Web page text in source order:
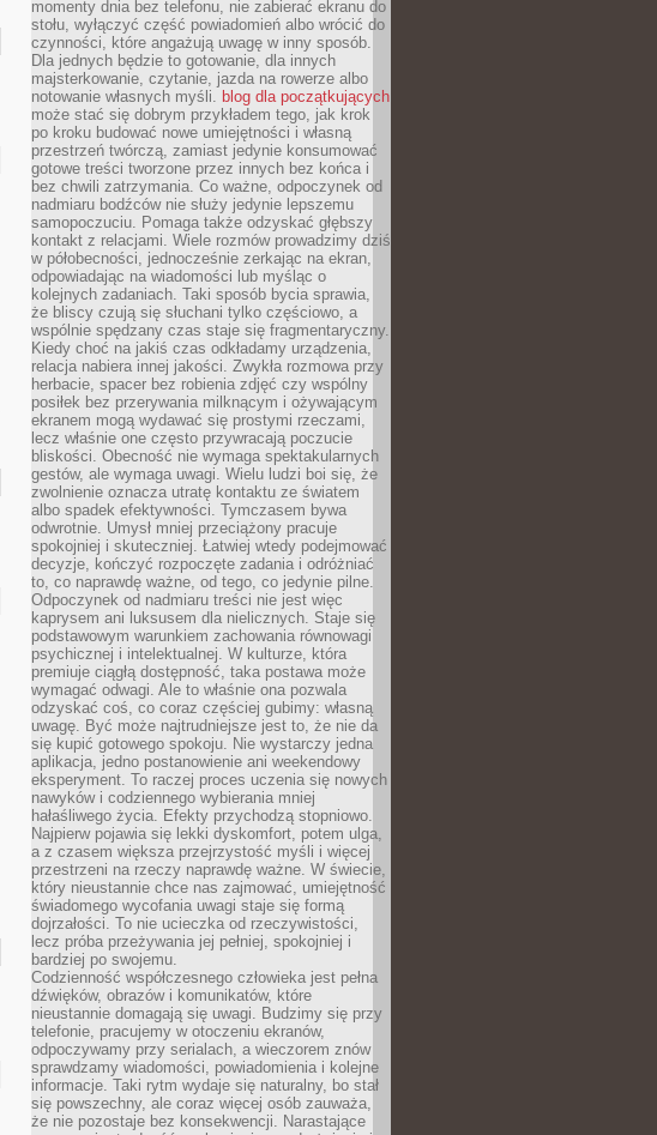
momenty dnia bez telefonu, nie zabierać ekranu do
stołu, wyłączyć część powiadomień albo wrócić do
czynności, które angażują uwagę w inny sposób.
Dla jednych będzie to gotowanie, dla innych
majsterkowanie, czytanie, jazda na rowerze albo
notowanie własnych myśli. blog dla początkujących
może stać się dobrym przykładem tego, jak krok
po kroku budować nowe umiejętności i własną
przestrzeń twórczą, zamiast jedynie konsumować
gotowe treści tworzone przez innych bez końca i
bez chwili zatrzymania. Co ważne, odpoczynek od
nadmiaru bodźców nie służy jedynie lepszemu
samopoczuciu. Pomaga także odzyskać głębszy
kontakt z relacjami. Wiele rozmów prowadzimy dziś
w półobecności, jednocześnie zerkając na ekran,
odpowiadając na wiadomości lub myśląc o
kolejnych zadaniach. Taki sposób bycia sprawia,
że bliscy czują się słuchani tylko częściowo, a
wspólnie spędzany czas staje się fragmentaryczny.
Kiedy choć na jakiś czas odkładamy urządzenia,
relacja nabiera innej jakości. Zwykła rozmowa przy
herbacie, spacer bez robienia zdjęć czy wspólny
posiłek bez przerywania milknącym i ożywającym
ekranem mogą wydawać się prostymi rzeczami,
lecz właśnie one często przywracają poczucie
bliskości. Obecność nie wymaga spektakularnych
gestów, ale wymaga uwagi. Wielu ludzi boi się, że
zwolnienie oznacza utratę kontaktu ze światem
albo spadek efektywności. Tymczasem bywa
odwrotnie. Umysł mniej przeciążony pracuje
spokojniej i skuteczniej. Łatwiej wtedy podejmować
decyzje, kończyć rozpoczęte zadania i odróżniać
to, co naprawdę ważne, od tego, co jedynie pilne.
Odpoczynek od nadmiaru treści nie jest więc
kaprysem ani luksusem dla nielicznych. Staje się
podstawowym warunkiem zachowania równowagi
psychicznej i intelektualnej. W kulturze, która
premiuje ciągłą dostępność, taka postawa może
wymagać odwagi. Ale to właśnie ona pozwala
odzyskać coś, co coraz częściej gubimy: własną
uwagę. Być może najtrudniejsze jest to, że nie da
się kupić gotowego spokoju. Nie wystarczy jedna
aplikacja, jedno postanowienie ani weekendowy
eksperyment. To raczej proces uczenia się nowych
nawyków i codziennego wybierania mniej
hałaśliwego życia. Efekty przychodzą stopniowo.
Najpierw pojawia się lekki dyskomfort, potem ulga,
a z czasem większa przejrzystość myśli i więcej
przestrzeni na rzeczy naprawdę ważne. W świecie,
który nieustannie chce nas zajmować, umiejętność
świadomego wycofania uwagi staje się formą
dojrzałości. To nie ucieczka od rzeczywistości,
lecz próba przeżywania jej pełniej, spokojniej i
bardziej po swojemu.
Codzienność współczesnego człowieka jest pełna
dźwięków, obrazów i komunikatów, które
nieustannie domagają się uwagi. Budzimy się przy
telefonie, pracujemy w otoczeniu ekranów,
odpoczywamy przy serialach, a wieczorem znów
sprawdzamy wiadomości, powiadomienia i kolejne
informacje. Taki rytm wydaje się naturalny, bo stał
się powszechny, ale coraz więcej osób zauważa,
że nie pozostaje bez konsekwencji. Narastające